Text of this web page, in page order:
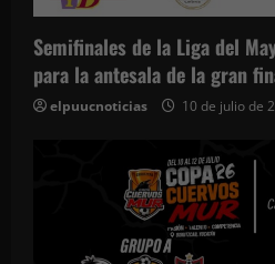
Semifinales de la Liga del
para la antesala de la gran
elpuucnoticias 10 de julio de